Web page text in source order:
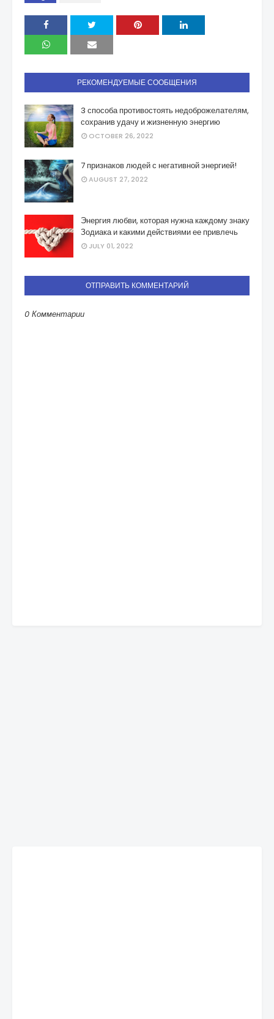
РЕКОМЕНДУЕМЫЕ СООБЩЕНИЯ
3 способа противостоять недоброжелателям,
сохранив удачу и жизненную энергию
OCTOBER 26, 2022
7 признаков людей с негативной энергией!
AUGUST 27, 2022
Энергия любви, которая нужна каждому знаку
Зодиака и какими действиями ее привлечь
JULY 01, 2022
ОТПРАВИТЬ КОММЕНТАРИЙ
0 Комментарии